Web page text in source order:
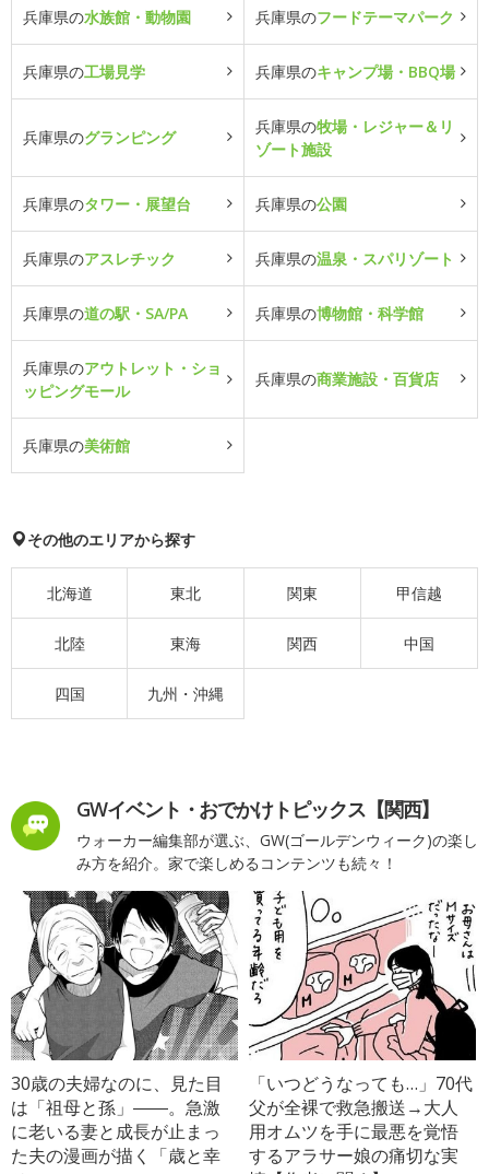
兵庫県の水族館・動物園 兵庫県のフードテーマパーク
兵庫県の工場見学 兵庫県のキャンプ場・BBQ場
兵庫県のグランピング
兵庫県の牧場・レジャー＆リ
ゾート施設
兵庫県のタワー・展望台 兵庫県の公園
兵庫県のアスレチック 兵庫県の温泉・スパリゾート
兵庫県の道の駅・SA/PA 兵庫県の博物館・科学館
兵庫県のアウトレット・ショ
ッピングモール
兵庫県の商業施設・百貨店
兵庫県の美術館
その他のエリアから探す
北海道 東北 関東 甲信越
北陸 東海 関西 中国
四国 九州・沖縄
GWイベント・おでかけトピックス【関西】
ウォーカー編集部が選ぶ、GW(ゴールデンウィーク)の楽し
み方を紹介。家で楽しめるコンテンツも続々！
30歳の夫婦なのに、見た目
は「祖母と孫」――。急激
に老いる妻と成長が止まっ
た夫の漫画が描く「歳と幸
「いつどうなっても…」70代
父が全裸で救急搬送→大人
用オムツを手に最悪を覚悟
するアラサー娘の痛切な実